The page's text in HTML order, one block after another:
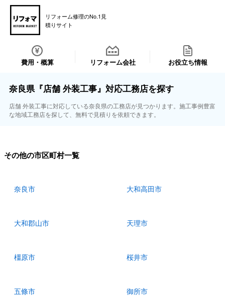
リフォーム修理のNo.1見
積りサイト
費用・概算 リフォーム会社 お役立ち情報
奈良県『店舗 外装工事』対応工務店を探す
店舗 外装工事に対応している奈良県の工務店が見つかります。施工事例豊富
な地域工務店を探して、無料で見積りを依頼できます。
その他の市区町村一覧
奈良市 大和高田市
大和郡山市 天理市
橿原市 桜井市
五條市 御所市